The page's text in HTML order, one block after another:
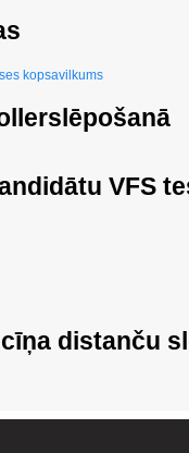
kopsavilkums
VFS
distanču